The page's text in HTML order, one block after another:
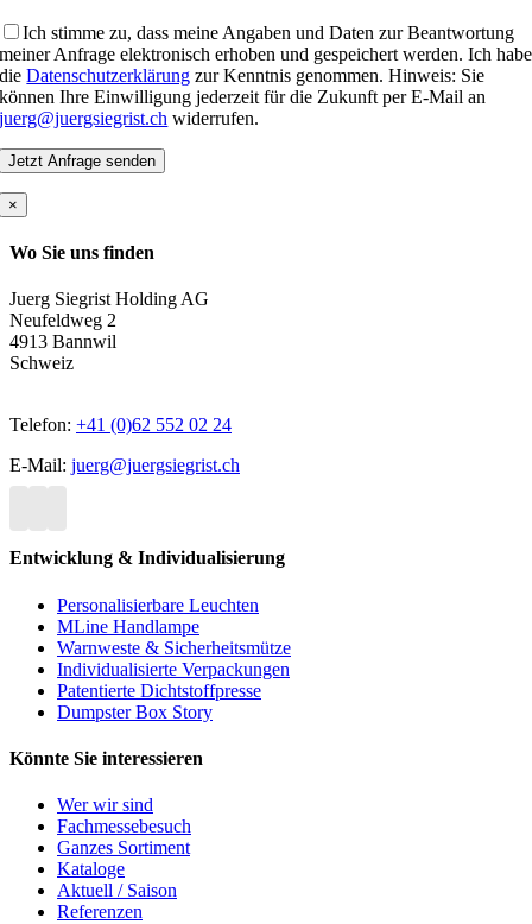
Ich stimme zu, dass meine Angaben und Daten zur Beantwortung
meiner Anfrage elektronisch erhoben und gespeichert werden. Ich habe
dieDatenschutzerklärung zur Kenntnis genommen. Hinweis: Sie
können Ihre Einwilligung jederzeit für die Zukunft per E-Mail an
juerg@juergsiegrist.ch widerrufen.
×
Wo Sie uns finden
Juerg Siegrist Holding AG
Neufeldweg 2
4913 Bannwil
Schweiz
Telefon: +41 (0)62 552 02 24
E-Mail: juerg@juergsiegrist.ch
Entwicklung & Individualisierung
Personalisierbare Leuchten
MLine Handlampe
Warnweste & Sicherheitsmütze
Individualisierte Verpackungen
Patentierte Dichtstoffpresse
Dumpster Box Story
Könnte Sie interessieren
Wer wir sind
Fachmessebesuch
Ganzes Sortiment
Kataloge
Aktuell / Saison
Referenzen